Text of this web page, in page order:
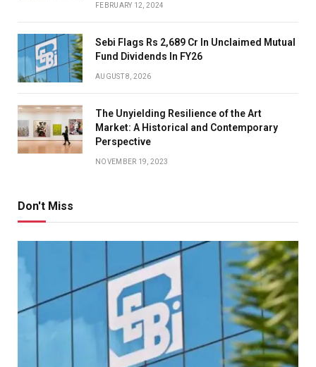
FEBRUARY 12, 2024
Sebi Flags Rs 2,689 Cr In Unclaimed Mutual
Fund Dividends In FY26
AUGUST 8, 2026
The Unyielding Resilience of the Art
Market: A Historical and Contemporary
Perspective
NOVEMBER 19, 2023
Don't Miss